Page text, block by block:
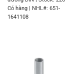
Có hàng | NHL#: 651-
1641108